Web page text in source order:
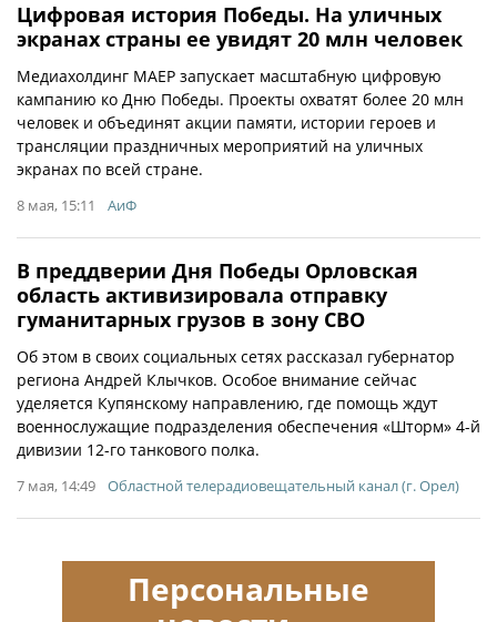
Цифровая история Победы. На уличных
экранах страны ее увидят 20 млн человек
Медиахолдинг МАЕР запускает масштабную цифровую
кампанию ко Дню Победы. Проекты охватят более 20 млн
человек и объединят акции памяти, истории героев и
трансляции праздничных мероприятий на уличных
экранах по всей стране.
8 мая, 15:11 АиФ
В преддверии Дня Победы Орловская
область активизировала отправку
гуманитарных грузов в зону СВО
Об этом в своих социальных сетях рассказал губернатор
региона Андрей Клычков. Особое внимание сейчас
уделяется Купянскому направлению, где помощь ждут
военнослужащие подразделения обеспечения «Шторм» 4-й
дивизии 12-го танкового полка.
7 мая, 14:49 Областной телерадиовещательный канал (г. Орел)
Персональные